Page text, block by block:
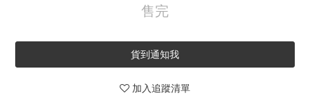
售完
貨到通知我
加入追蹤清單